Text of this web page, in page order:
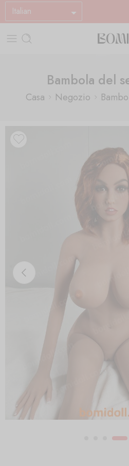
Italian
Bambola del
Casa Negozio